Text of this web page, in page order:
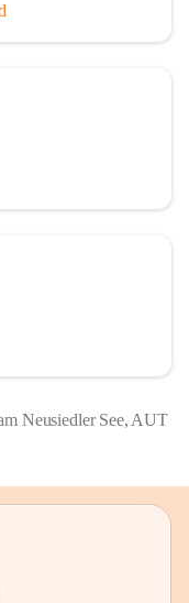
Neusiedler See, AUT